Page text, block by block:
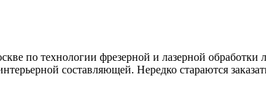
по технологии фрезерной и лазерной
составляющей. Нередко стараются